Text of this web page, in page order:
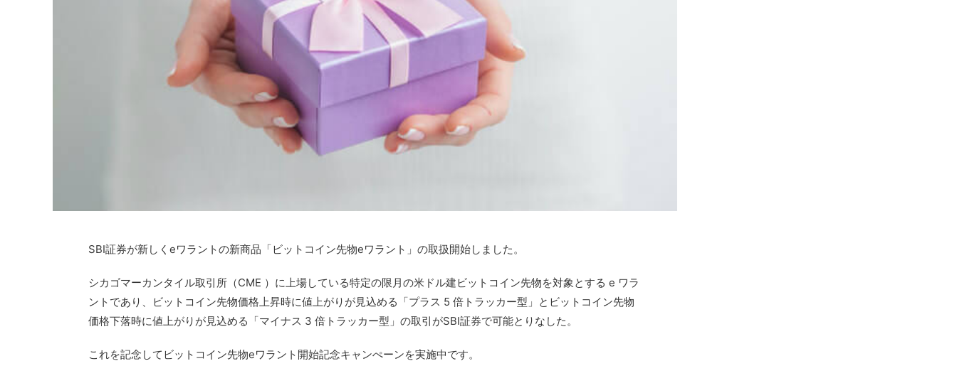
SBI証券が新しくeワラントの新商品「ビットコイン先物eワラント」の取扱開始しました。
シカゴマーカンタイル取引所（CME ）に上場している特定の限月の米ドル建ビットコイン先物を対象とする e ワラ
ントであり、ビットコイン先物価格上昇時に値上がりが見込める「プラス 5 倍トラッカー型」とビットコイン先物
価格下落時に値上がりが見込める「マイナス 3 倍トラッカー型」の取引がSBI証券で可能とりなした。
これを記念してビットコイン先物eワラント開始記念キャンぺーンを実施中です。